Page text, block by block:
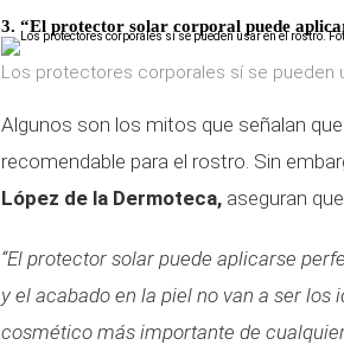
3. “El protector solar corporal puede
Los protectores corporales sí se pueden
Algunos son los mitos que señalan
recomendable para el rostro. Sin
López de la Dermoteca, aseguran
“El protector solar puede aplicarse
y el acabado en la piel no van a ser
cosmético más importante de